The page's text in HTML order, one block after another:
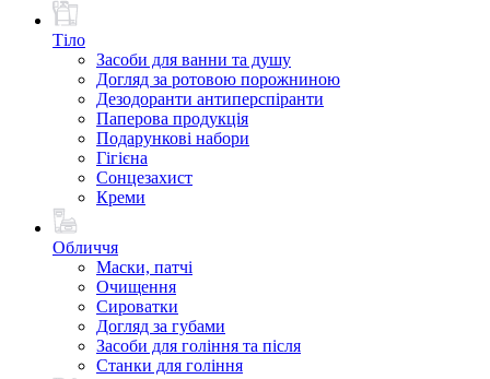
Тіло
Засоби для ванни та душу
Догляд за ротовою порожниною
Дезодоранти антиперспіранти
Паперова продукція
Подарункові набори
Гігієна
Сонцезахист
Креми
Обличчя
Маски, патчі
Очищення
Сироватки
Догляд за губами
Засоби для гоління та після
Станки для гоління